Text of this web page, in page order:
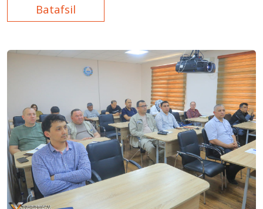
Batafsil